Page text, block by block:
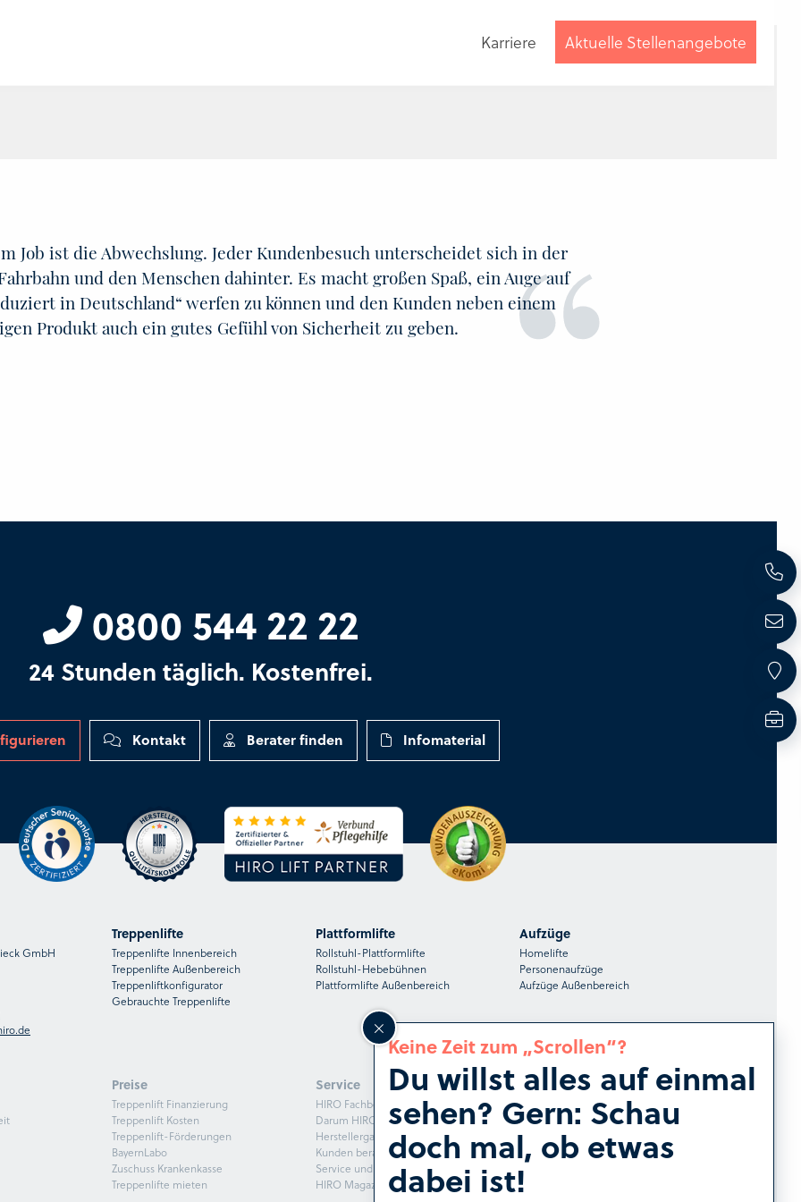
Job ist die Abwechslung. Jeder Kundenbesuch unterscheidet sich in der
und den Menschen dahinter. Es macht großen Spaß, ein Auge auf
in Deutschland“ werfen zu können und den Kunden neben einem
Produkt auch ein gutes Gefühl von Sicherheit zu geben.
0800 544 22 22
24 Stunden täglich. Kostenfrei.
Kontakt Berater finden Infomaterial
GmbH
Treppenlifte
Treppenlifte Innenbereich
Treppenlifte Außenbereich
Treppenliftkonfigurator
Gebrauchte Treppenlifte
Plattformlifte
Rollstuhl-Plattformlifte
Rollstuhl-Hebebühnen
Plattformlifte Außenbereich
Aufzüge
Homelifte
Personenaufzüge
Aufzüge Außenbereich
Preise
Treppenlift Finanzierung
Treppenlift Kosten
Treppenlift-Förderungen
BayernLabo
Zuschuss Krankenkasse
Treppenlifte mieten
Service
HIRO Fachberater
Darum HIRO
Herstellergarantie
Kunden beraten
Service und Montage
HIRO Magazin
HIRO Regional
Treppenlifte in Köln
Treppenlifte in Frankfurt
Treppenlifte in Stuttgart
Treppenlifte in Düsseldorf
Treppenlifte in Dresden
Treppenlifte in Hannover
Karriere Aktuelle Stellenangebote
Beratunganfordern
Keine Zeit zum „Scrollen“?
Du willst alles auf einmal
sehen? Gern: Schau
doch mal, ob etwas
dabei ist!